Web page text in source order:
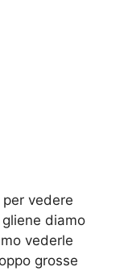
per vedere
diamo
vederle
grosse